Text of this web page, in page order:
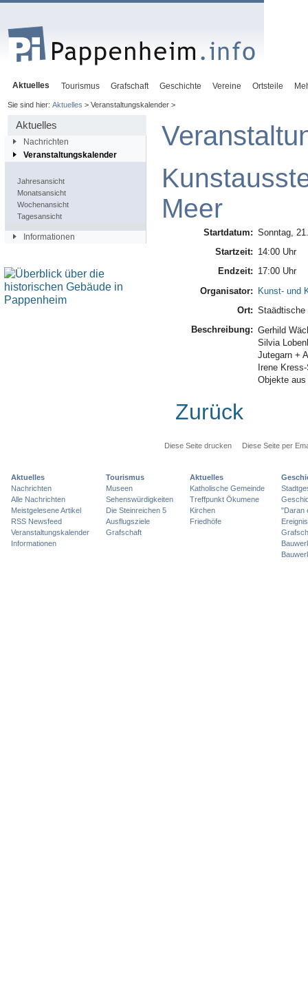
Aktuelles Tourismus Grafschaft Geschichte Vereine Ortsteile
Sie sind hier: Aktuelles > Veranstaltungskalender >
Aktuelles
Nachrichten
Veranstaltungskalender
Jahresansicht
Monatsansicht
Wochenansicht
Tagesansicht
Informationen
Meer
Startdatum: Sonntag,
Startzeit: 14:00 Uhr
Endzeit: 17:00 Uhr
Organisator: Kunst- und
Ort: Staädtische
Beschreibung: Gerhild
Silvia
Jutegarn +
Irene
Objekte
Zurück
Diese Seite drucken Diese Seite per
Aktuelles
Nachrichten
Alle Nachrichten
Meistgelesene Artikel
RSS Newsfeed
Veranstaltungskalender
Informationen
Tourismus
Museen
Sehenswürdigkeiten
Die Steinreichen 5
Ausflugsziele
Grafschaft
Aktuelles
Katholische Gemeinde
Treffpunkt Ökumene
Kirchen
Friedhöfe
"Daran